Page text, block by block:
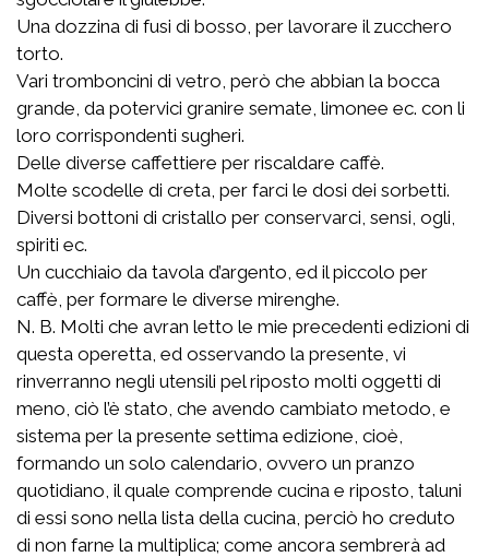
Una dozzina di fusi di bosso, per lavorare il zucchero
torto.
Vari tromboncini di vetro, però che abbian la bocca
grande, da potervici granire semate, limonee ec. con li
loro corrispondenti sugheri.
Delle diverse caffettiere per riscaldare caffè.
Molte scodelle di creta, per farci le dosi dei sorbetti.
Diversi bottoni di cristallo per conservarci, sensi, ogli,
spiriti ec.
Un cucchiaio da tavola d’argento, ed il piccolo per
caffè, per formare le diverse mirenghe.
N. B. Molti che avran letto le mie precedenti edizioni di
questa operetta, ed osservando la presente, vi
rinverranno negli utensili pel riposto molti oggetti di
meno, ciò l’è stato, che avendo cambiato metodo, e
sistema per la presente settima edizione, cioè,
formando un solo calendario, ovvero un pranzo
quotidiano, il quale comprende cucina e riposto, taluni
di essi sono nella lista della cucina, perciò ho creduto
di non farne la multiplica; come ancora sembrerà ad